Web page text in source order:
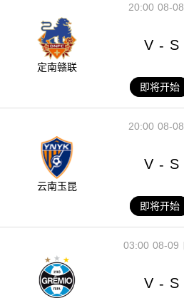
08-08
20:00
定南赣联
V - S
即将开始
08-08
20:00
云南玉昆
V - S
即将开始
08-09
03:00
V - S